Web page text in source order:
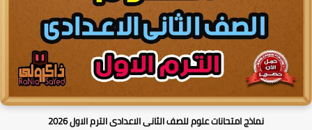
نماذج امتحانات علوم للصف الثانى الاعدادى الترم الاول 2026